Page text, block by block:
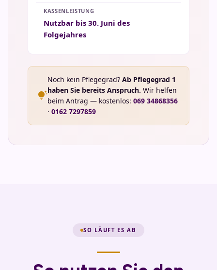
Nutzbar bis 30. Juni des
Folgejahres
tips_and_updates
Noch kein Pflegegrad? Ab Pflegegrad 1
haben Sie bereits Anspruch. Wir helfen
beim Antrag — kostenlos: 069 34868356
· 0162 7297859
SO LÄUFT ES AB